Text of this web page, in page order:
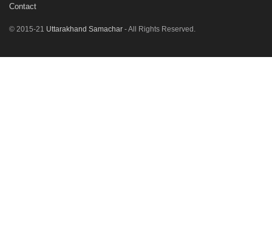
Contact
© 2015-21 Uttarakhand Samachar - All Rights Reserved.